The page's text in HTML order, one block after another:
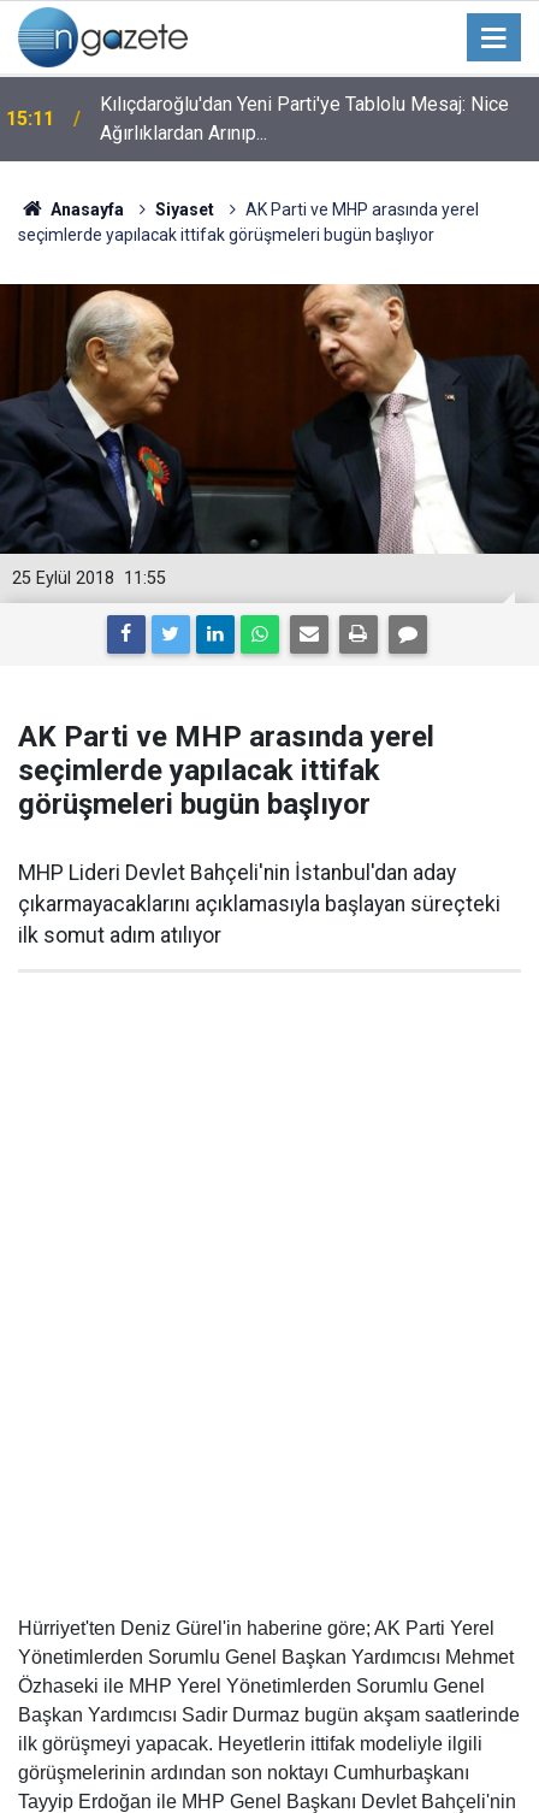
15:11
Kılıçdaroğlu'dan Yeni Parti'ye Tablolu Mesaj: Nice
Ağırlıklardan Arınıp...
Anasayfa Siyaset
AK Parti ve MHP arasında yerel
seçimlerde yapılacak ittifak görüşmeleri bugün başlıyor
11:55
25 Eylül 2018
AK Parti ve MHP arasında yerel
seçimlerde yapılacak ittifak
görüşmeleri bugün başlıyor
MHP Lideri Devlet Bahçeli'nin İstanbul'dan aday
çıkarmayacaklarını açıklamasıyla başlayan süreçteki
ilk somut adım atılıyor
Hürriyet'ten Deniz Gürel'in haberine göre; AK Parti Yerel
Yönetimlerden Sorumlu Genel Başkan Yardımcısı Mehmet
Özhaseki ile MHP Yerel Yönetimlerden Sorumlu Genel
Başkan Yardımcısı Sadir Durmaz bugün akşam saatlerinde
ilk görüşmeyi yapacak. Heyetlerin ittifak modeliyle ilgili
görüşmelerinin ardından son noktayı Cumhurbaşkanı
Tayyip Erdoğan ile MHP Genel Başkanı Devlet Bahçeli'nin